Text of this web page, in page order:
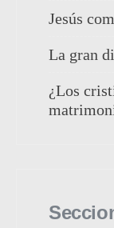
Jesús
La gran
¿Los